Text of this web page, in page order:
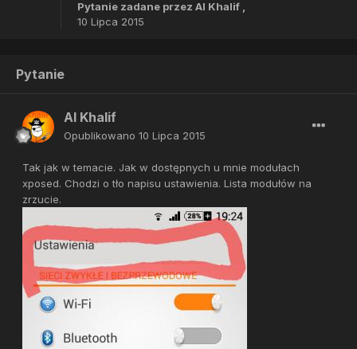
Pytanie zadane przez Al Khalif ,
10 Lipca 2015
Pytanie
Al Khalif
Opublikowano 10 Lipca 2015
Tak jak w temacie. Jak w dostępnych u mnie modułach
xposed. Chodzi o tło napisu ustawienia. Lista modułów na
zrzucie.